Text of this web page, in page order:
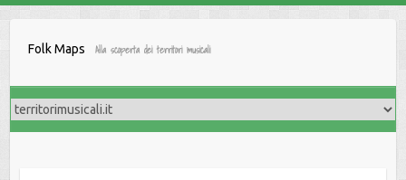
Folk Maps Alla scoperta dei territori musicali